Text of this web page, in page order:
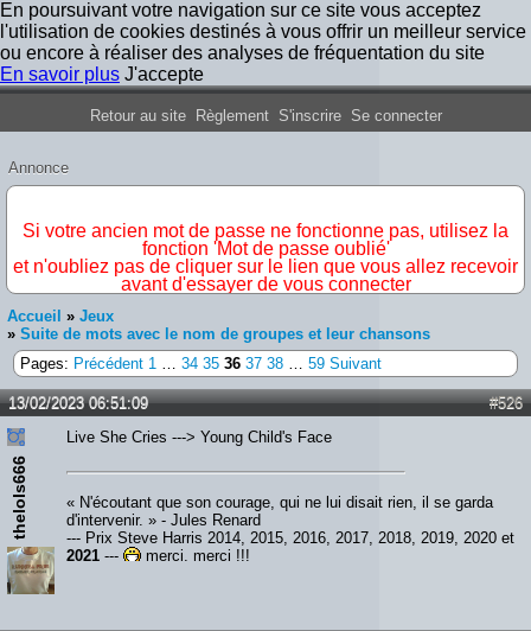
En poursuivant votre navigation sur ce site vous acceptez
l'utilisation de cookies destinés à vous offrir un meilleur service
ou encore à réaliser des analyses de fréquentation du site
En savoir plus J'accepte
Forum Iron Maiden France
Retour au site Règlement S'inscrire Se connecter
Annonce
Si votre ancien mot de passe ne fonctionne pas, utilisez la
fonction 'Mot de passe oublié'
et n'oubliez pas de cliquer sur le lien que vous allez recevoir
avant d'essayer de vous connecter
Accueil » Jeux
» Suite de mots avec le nom de groupes et leur chansons
Pages: Précédent 1 … 34 35 36 37 38 … 59 Suivant
#526
13/02/2023 06:51:09
thelols666
Live She Cries ---> Young Child's Face
« N'écoutant que son courage, qui ne lui disait rien, il se garda
d'intervenir. » - Jules Renard
--- Prix Steve Harris 2014, 2015, 2016, 2017, 2018, 2019, 2020 et
2021 --- merci, merci !!!